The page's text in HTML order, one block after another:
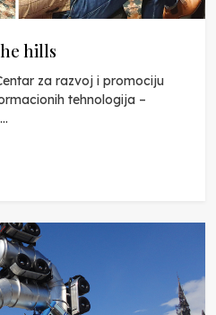
hills
za razvoj i promociju
tehnologija –